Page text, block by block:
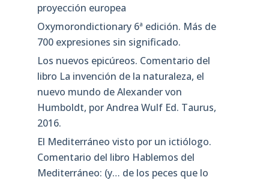
proyección europea
Oxymorondictionary 6ª edición. Más de
700 expresiones sin significado.
Los nuevos epicúreos. Comentario del
libro La invención de la naturaleza, el
nuevo mundo de Alexander von
Humboldt, por Andrea Wulf Ed. Taurus,
2016.
El Mediterráneo visto por un ictiólogo.
Comentario del libro Hablemos del
Mediterráneo: (y… de los peces que lo